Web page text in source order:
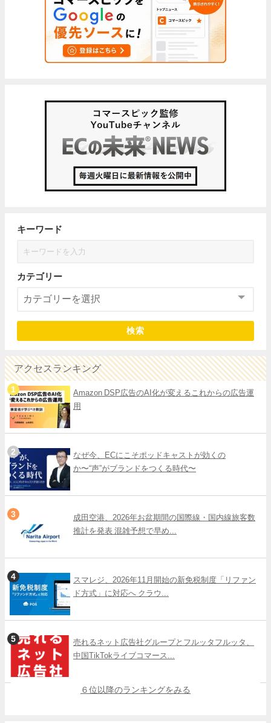
キーワード
カテゴリー
検索
アクセスランキング
Amazon DSP広告のAI化が変えるこれからの広告運
用
なぜ今、ECにこそポッドキャストが効くの
か〜“声”がブランドをつくる時代〜
成田空港、2026年お盆期間の国際線・国内線旅客数
推計を発表 混雑予想で早め...
スマレジ、2026年11月開始の新免税制度「リファン
ド方式」に対応へ クラウ...
売れるネット広告社グループとフルッタフルッタ、
中国TikTokライブコマース...
６位以降のランキングをみる